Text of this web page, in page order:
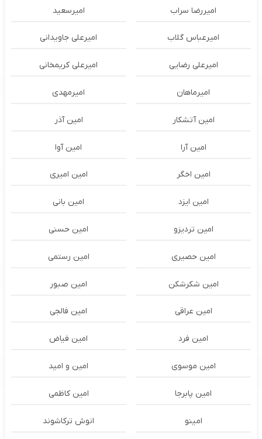
امیررضا سراب امیرسعید
امیرعباس گلاب امیرعلی جاویدانی
امیرعلی رضایی امیرعلی کریمخانی
امیرماهان امیرمهدی
امین آتشکار امین آذر
امین آرا امین آوا
امین اخگر امین امیری
امین ایزد امین بانی
امین تردیزو امین حسنی
امین حصیری امین رستمی
امین شکرشکن امین صبور
امین عراقی امین فالجی
امین فرد امین فیاض
امین موسوی امین و امید
امین پابرجا امین کاظمی
امینو انوش ترکاشوند